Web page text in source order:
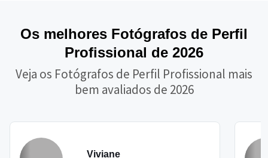
Os melhores Fotógrafos de Perfil
Profissional de 2026
Veja os Fotógrafos de Perfil Profissional mais
bem avaliados de 2026
Viviane